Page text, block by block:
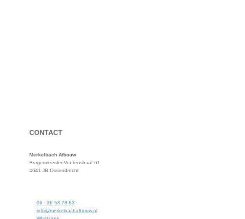
CONTACT
Merkelbach Afbouw
Burgermeester Voetenstraat 61
4641 JB Ossendrecht
06 - 36 53 78 83
info@merkelbachafbouw.nl